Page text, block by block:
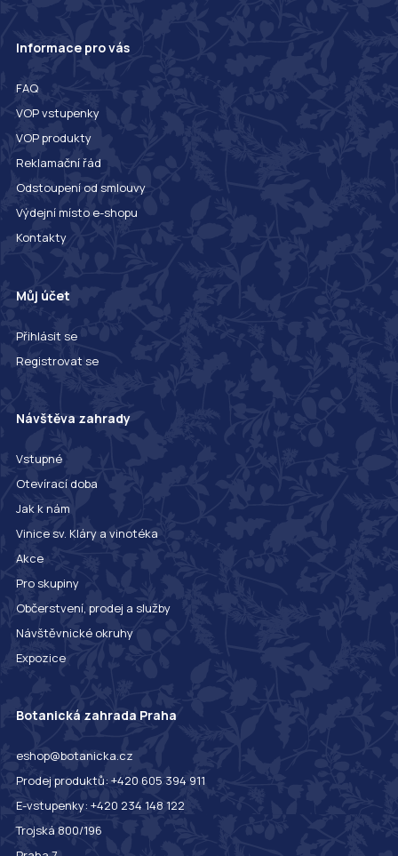
Informace pro vás
FAQ
VOP vstupenky
VOP produkty
Reklamační řád
Odstoupení od smlouvy
Výdejní místo e-shopu
Kontakty
Můj účet
Přihlásit se
Registrovat se
Návštěva zahrady
Vstupné
Otevírací doba
Jak k nám
Vinice sv. Kláry a vinotéka
Akce
Pro skupiny
Občerstvení, prodej a služby
Návštěvnické okruhy
Expozice
Botanická zahrada Praha
eshop@botanicka.cz
Prodej produktů: +420 605 394 911
E-vstupenky: +420 234 148 122
Trojská 800/196